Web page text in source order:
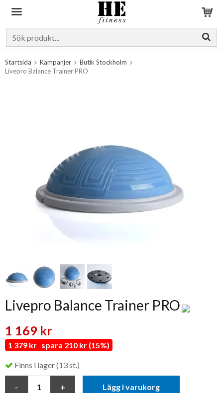
Startsida Kampanjer
Butik Stockholm
Livepro Balance Trainer PRO
Livepro Balance Trainer PRO
1 169 kr
1 379 kr spara 210 kr (15%)
Finns i lager (13 st.)
Lägg i varukorg